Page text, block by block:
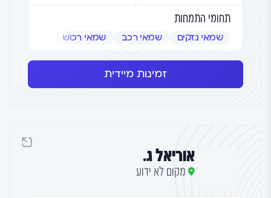
תחומי התמחות
שמאי נזקים שמאי רכב שמאי רכוש
זמינות מיידית
אוריאל ג.
מקום לא ידוע